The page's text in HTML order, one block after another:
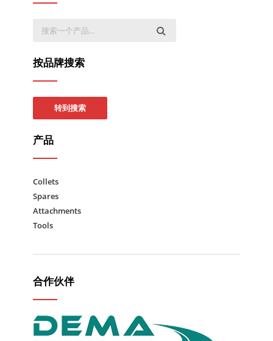
按品牌搜索
转到搜索
产品
Collets
Spares
Attachments
Tools
合作伙伴